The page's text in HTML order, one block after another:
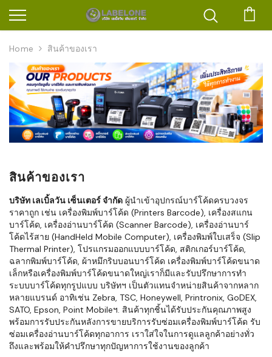
Home สินค้าของเรา
สินค้าของเรา
บริษัท เลเบิ้ลวัน เซ็นเตอร์ จำกัด ผู้นำเข้าอุปกรณ์บาร์โค้ดครบวงจร
ราคาถูก เช่น เครื่องพิมพ์บาร์โค้ด (Printers Barcode), เครื่องสแกน
บาร์โค้ด, เครื่องอ่านบาร์โค้ด (Scanner Barcode), เครื่องอ่านบาร์
โค้ดไร้สาย (HandHeld Mobile Computer), เครื่องพิมพ์ใบเสร็จ (Slip
Thermal Printer), โปรแกรมออกแบบบาร์โค้ด, สติกเกอร์บาร์โค้ด,
ฉลากพิมพ์บาร์โค้ด, ผ้าหมึกริบบอนบาร์โค้ด เครื่องพิมพ์บาร์โค้ดขนาด
เล็กหรือเครื่องพิมพ์บาร์โค้ดขนาดใหญ่เราก็มีและรับปรึกษาการทำ
ระบบบาร์โค้ดทุกรูปแบบ บริษัทฯ เป็นตัวแทนจำหน่ายสินค้าจากหลาก
หลายแบรนด์ อาทิเช่น Zebra, TSC, Honeywell, Printronix, GoDEX,
SATO, Epson, Point Mobileฯ. สินค้าทุกชิ้นได้รับประกันคุณภาพสูง
พร้อมการรับประกันหลังการขายบริการรับซ่อมเครื่องพิมพ์บาร์โค้ด รับ
ซ่อมเครื่องอ่านบาร์โค้ดทุกอาการ เราใส่ใจในการดูแลลูกค้าอย่างทั่ว
ถึงและพร้อมให้คำปรึกษาทุกปัญหาการใช้งานของลูกค้า